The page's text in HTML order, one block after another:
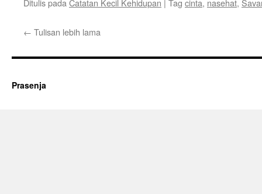
Ditulis pada Catatan Kecil Kehidupan | Tag cinta, nasehat,
← Tulisan lebih lama
Prasenja